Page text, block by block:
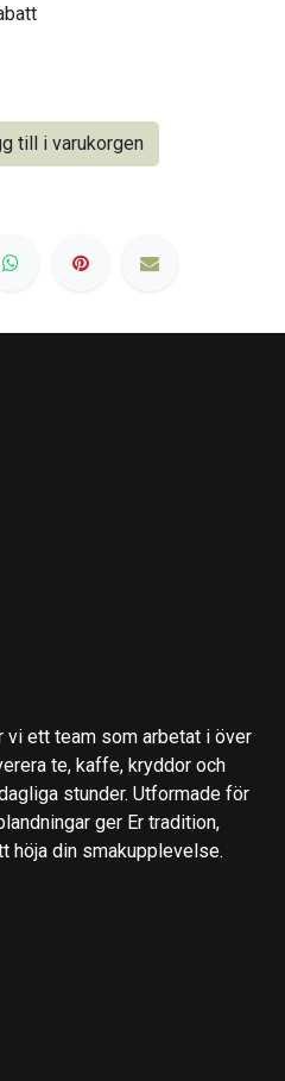
till i varukorgen
vi ett team som arbetat i över
te, kaffe, kryddor och
stunder. Utformade för
ger Er tradition,
höja din smakupplevelse.